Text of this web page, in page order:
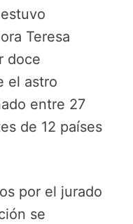
Teresa
doce
el astro
entre 27
de 12 países
por el jurado
se